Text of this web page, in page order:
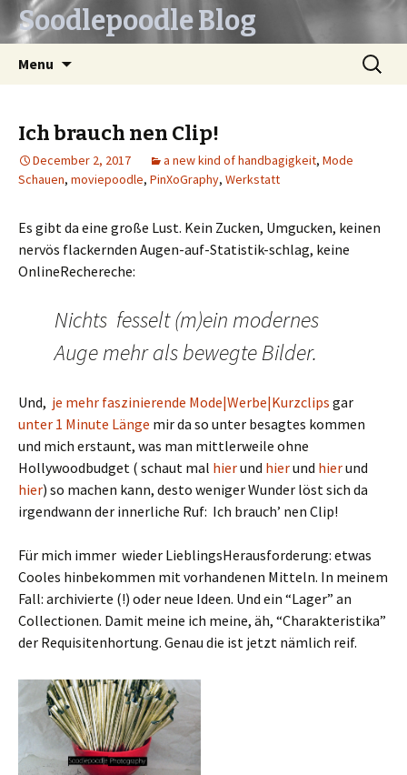
Soodlepoodle Blog
Menu
Search
for:
Ich brauch nen Clip!
December 2, 2017 a new kind of handbagigkeit, Mode
Schauen, moviepoodle, PinXoGraphy, Werkstatt
Es gibt da eine große Lust. Kein Zucken, Umgucken, keinen
nervös flackernden Augen-auf-Statistik-schlag, keine
OnlineRechereche:
Nichts fesselt (m)ein modernes
Auge mehr als bewegte Bilder.
Und, je mehr faszinierende Mode|Werbe|Kurzclips gar
unter 1 Minute Länge mir da so unter besagtes kommen
und mich erstaunt, was man mittlerweile ohne
Hollywoodbudget ( schaut mal hierund hierund hierund
hier) so machen kann, desto weniger Wunder löst sich da
irgendwann der innerliche Ruf: Ich brauch’ nen Clip!
Für mich immer wieder LieblingsHerausforderung: etwas
Cooles hinbekommen mit vorhandenen Mitteln. In meinem
Fall: archivierte (!) oder neue Ideen. Und ein “Lager” an
Collectionen. Damit meine ich meine, äh, “Charakteristika”
der Requisitenhortung. Genau die ist jetzt nämlich reif.